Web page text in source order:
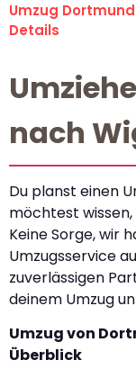
Umzug
Details
nach
Du planst einen
möchtest
Keine Sorge, wir
Umzugsservice
zuverlässigen
deinem Umzug
Umzug von
Überblick